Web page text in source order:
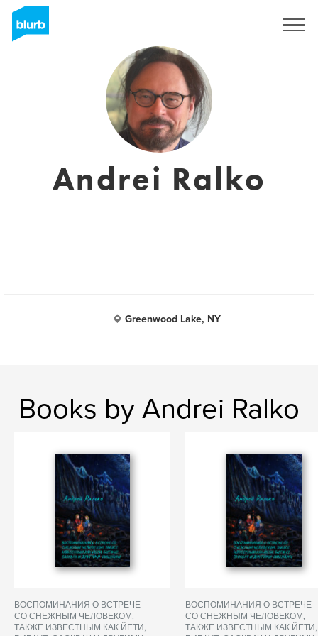
Andrei Ralko
Greenwood Lake, NY
Books by Andrei Ralko
ВОСПОМИНАНИЯ О ВСТРЕЧЕ
СО СНЕЖНЫМ ЧЕЛОВЕКОМ,
ТАКЖЕ ИЗВЕСТНЫМ КАК ЙЕТИ,
ВОСПОМИНАНИЯ О ВСТРЕЧЕ
СО СНЕЖНЫМ ЧЕЛОВЕКОМ,
ТАКЖЕ ИЗВЕСТНЫМ КАК ЙЕТИ,